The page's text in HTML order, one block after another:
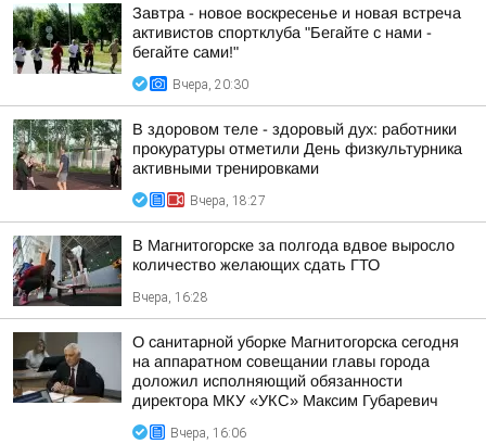
Завтра - новое воскресенье и новая встреча
активистов спортклуба "Бегайте с нами -
бегайте сами!"
Вчера, 20:30
В здоровом теле - здоровый дух: работники
прокуратуры отметили День физкультурника
активными тренировками
Вчера, 18:27
В Магнитогорске за полгода вдвое выросло
количество желающих сдать ГТО
Вчера, 16:28
О санитарной уборке Магнитогорска сегодня
на аппаратном совещании главы города
доложил исполняющий обязанности
директора МКУ «УКС» Максим Губаревич
Вчера, 16:06